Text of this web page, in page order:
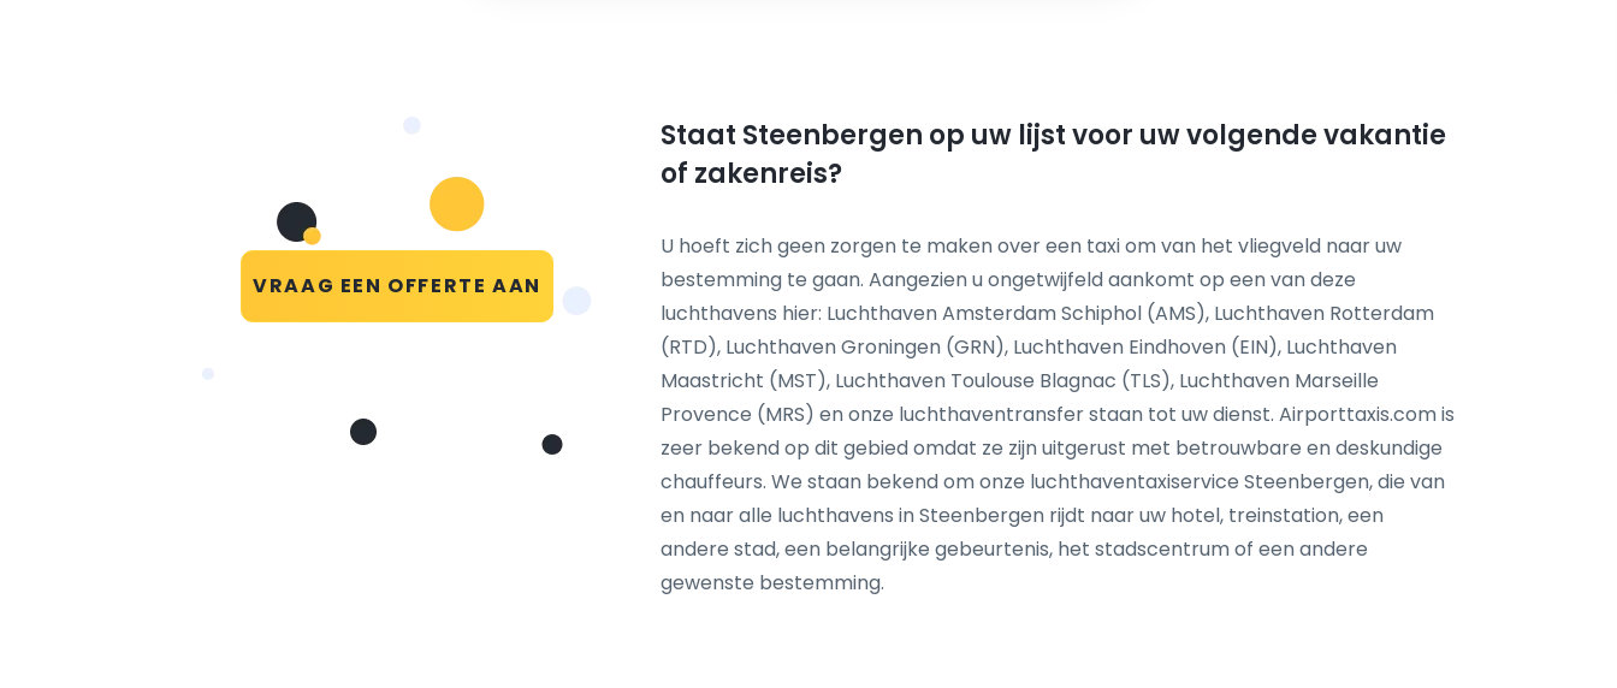
VRAAG EEN OFFERTE AAN
Staat Steenbergen op uw lijst voor uw volgende vakantie
of zakenreis?
U hoeft zich geen zorgen te maken over een taxi om van het vliegveld naar uw
bestemming te gaan. Aangezien u ongetwijfeld aankomt op een van deze
luchthavens hier: Luchthaven Amsterdam Schiphol (AMS), Luchthaven Rotterdam
(RTD), Luchthaven Groningen (GRN), Luchthaven Eindhoven (EIN), Luchthaven
Maastricht (MST), Luchthaven Toulouse Blagnac (TLS), Luchthaven Marseille
Provence (MRS) en onze luchthaventransfer staan tot uw dienst. Airporttaxis.com is
zeer bekend op dit gebied omdat ze zijn uitgerust met betrouwbare en deskundige
chauffeurs. We staan bekend om onze luchthaventaxiservice Steenbergen, die van
en naar alle luchthavens in Steenbergen rijdt naar uw hotel, treinstation, een
andere stad, een belangrijke gebeurtenis, het stadscentrum of een andere
gewenste bestemming.